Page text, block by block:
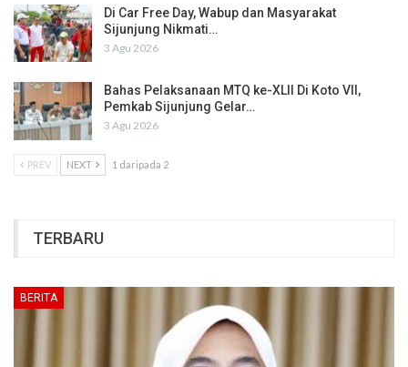
Di Car Free Day, Wabup dan Masyarakat
Sijunjung Nikmati…
3 Agu 2026
Bahas Pelaksanaan MTQ ke-XLII Di Koto VII,
Pemkab Sijunjung Gelar…
3 Agu 2026
PREV NEXT 1 daripada 2
TERBARU
BERITA